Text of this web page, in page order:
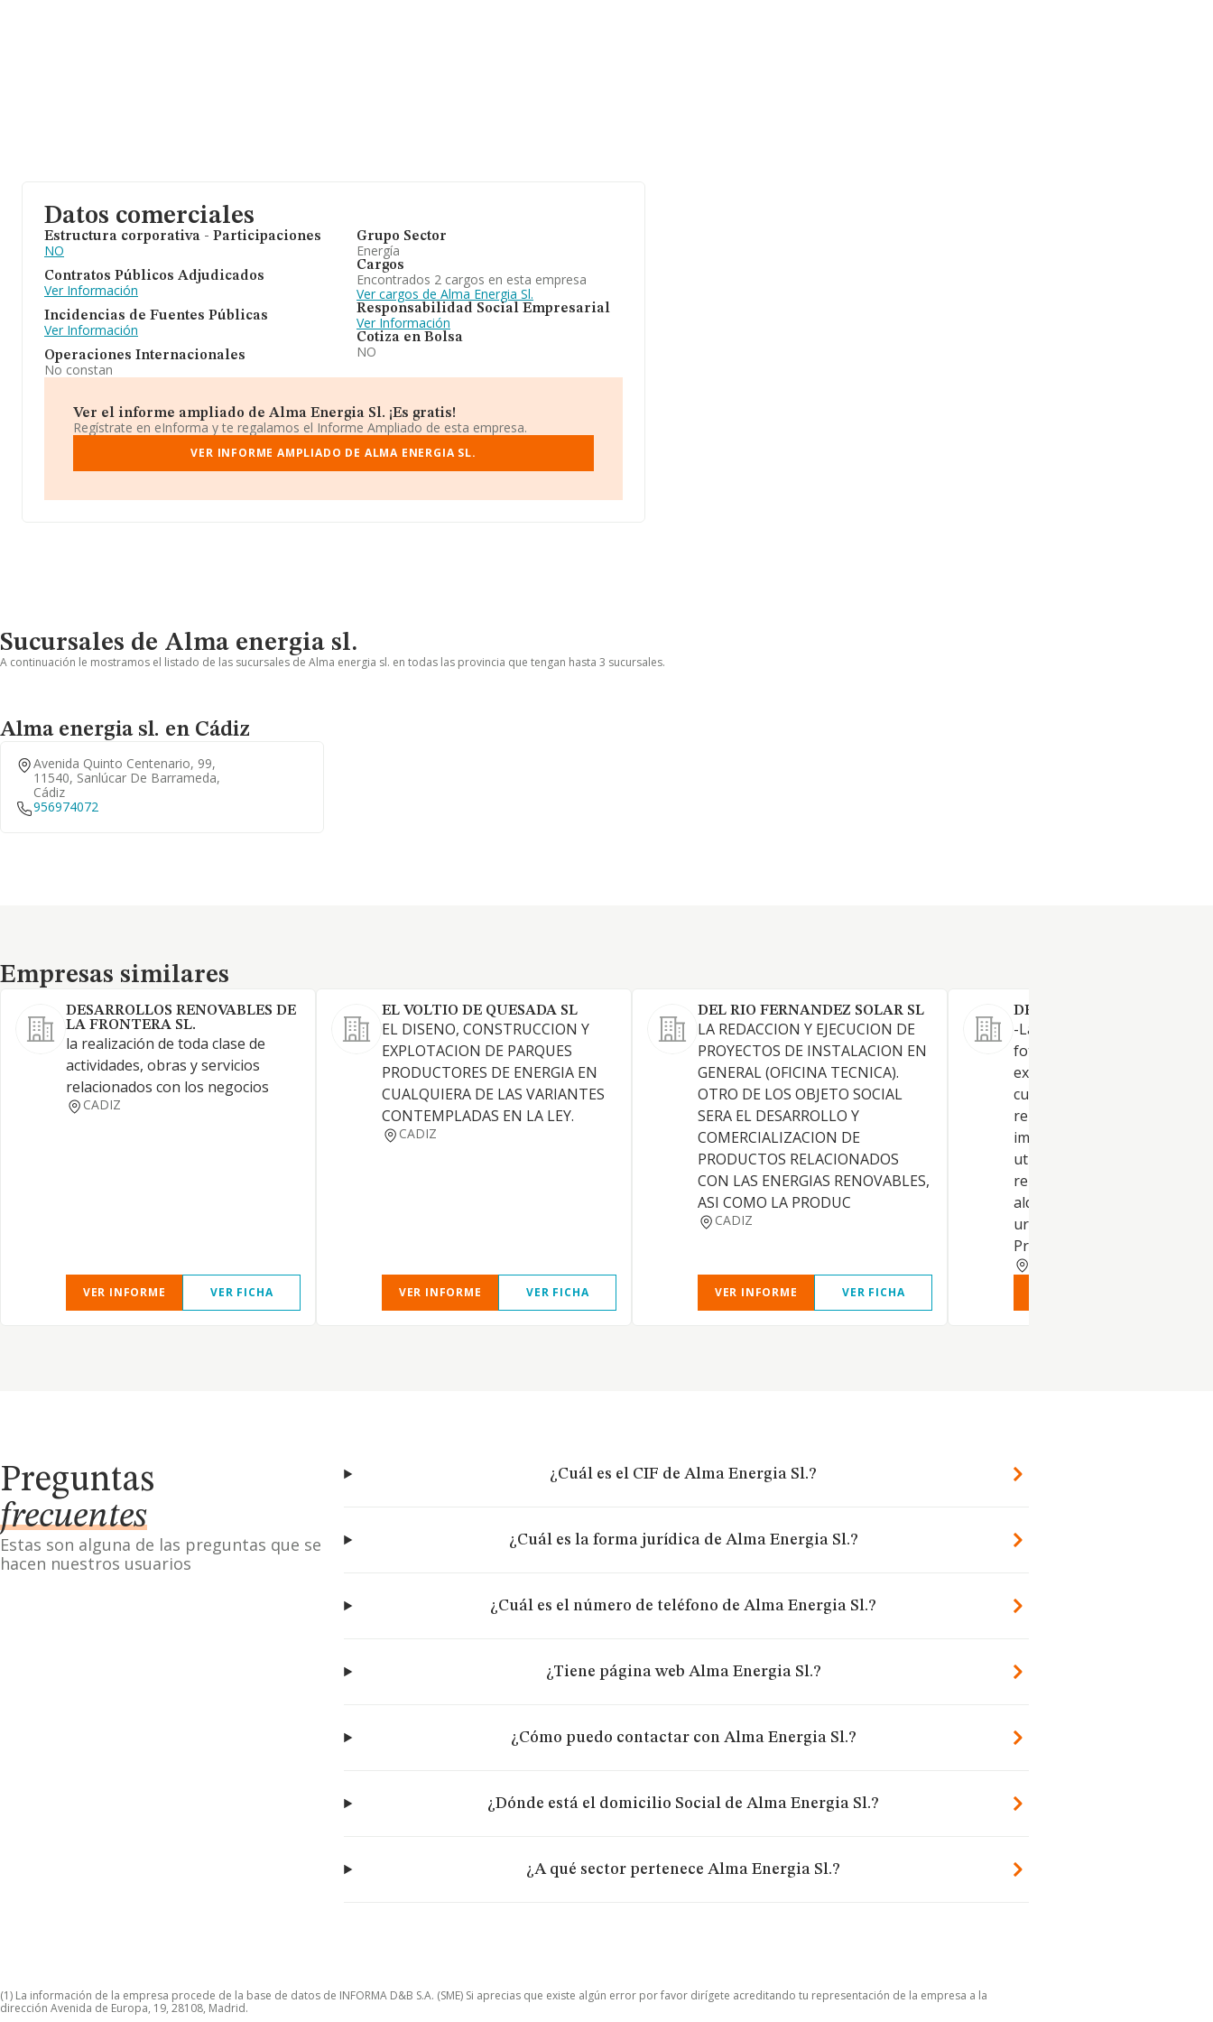
Datos comerciales
Estructura corporativa - Participaciones
NO
Contratos Públicos Adjudicados
Ver Información
Incidencias de Fuentes Públicas
Ver Información
Operaciones Internacionales
No constan
Grupo Sector
Energía
Cargos
Encontrados 2 cargos en esta empresa
Ver cargos de Alma Energia Sl.
Responsabilidad Social Empresarial
Ver Información
Cotiza en Bolsa
NO
Ver el informe ampliado de Alma Energia Sl. ¡Es gratis!
Regístrate en eInforma y te regalamos el Informe Ampliado de esta empresa.
VER INFORME AMPLIADO DE ALMA ENERGIA SL.
Sucursales de Alma energia sl.
A continuación le mostramos el listado de las sucursales de Alma energia sl. en todas las provincia que tengan hasta 3 sucursales.
Alma energia sl. en Cádiz
Avenida Quinto Centenario, 99,
11540, Sanlúcar De Barrameda,
Cádiz
956974072
Empresas similares
Empresas similares
DESARROLLOS RENOVABLES DE
LA FRONTERA SL.
la realización de toda clase de
actividades, obras y servicios
relacionados con los negocios
CADIZ
VER INFORME VER FICHA
EL VOLTIO DE QUESADA SL
EL DISENO, CONSTRUCCION Y
EXPLOTACION DE PARQUES
PRODUCTORES DE ENERGIA EN
CUALQUIERA DE LAS VARIANTES
CONTEMPLADAS EN LA LEY.
CADIZ
VER INFORME VER FICHA
DEL RIO FERNANDEZ SOLAR SL
LA REDACCION Y EJECUCION DE
PROYECTOS DE INSTALACION EN
GENERAL (OFICINA TECNICA).
OTRO DE LOS OBJETO SOCIAL
SERA EL DESARROLLO Y
COMERCIALIZACION DE
PRODUCTOS RELACIONADOS
CON LAS ENERGIAS RENOVABLES,
ASI COMO LA PRODUC
CADIZ
VER INFORME VER FICHA
DE SOL A SOL APA SL.
-La producción de energía
fotovoltaica, construcción y
explotación de parques
cualquier otra actividad
relacionada con el estudio,
implantación, desarrollo y
utilización de las energías
renovables. - Compra, venta
alquiler de terrenos rústicos
urbanos. Código C.N.A.E.
Prod
Preguntas
frecuentes
Estas son alguna de las preguntas que se
hacen nuestros usuarios
¿Cuál es el CIF de Alma Energia Sl.?
¿Cuál es la forma jurídica de Alma Energia Sl.?
¿Cuál es el número de teléfono de Alma Energia Sl.?
¿Tiene página web Alma Energia Sl.?
¿Cómo puedo contactar con Alma Energia Sl.?
¿Dónde está el domicilio Social de Alma Energia Sl.?
¿A qué sector pertenece Alma Energia Sl.?
(1) La información de la empresa procede de la base de datos de INFORMA D&B S.A. (SME) Si aprecias que existe algún error por favor dirígete acreditando tu representación de la empresa a la
dirección Avenida de Europa, 19, 28108, Madrid.